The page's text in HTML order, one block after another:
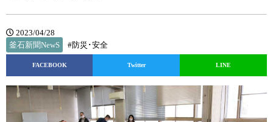
2023/04/28
釜石新聞NewS
#防災･安全
FACEBOOK Twitter LINE